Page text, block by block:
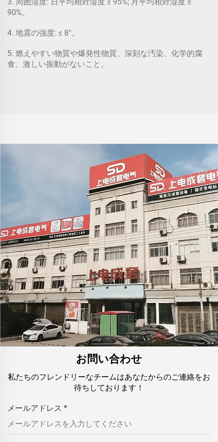
90%。
4. 地震の強度: ≤ 8°。
5. 燃えやすい物質や爆発性物質、深刻な汚染、化学的腐
食、激しい振動がないこと。
お問い合わせ
私たちのフレンドリーなチームはあなたからのご連絡をお
待ちしております！
メールアドレス *